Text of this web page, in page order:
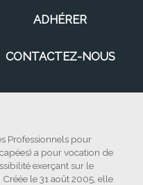
ADHÉRER
CONTACTEZ-NOUS
Professionnels pour
a pour vocation de
exerçant sur le
le 31 août 2005, elle